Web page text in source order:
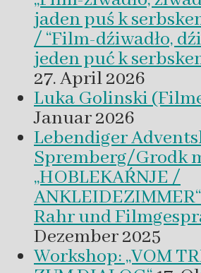
jaden puś k
/ “Film-dźiwadło,
jeden puć k
27. April 2026
Luka Golinski
Januar 2026
Lebendiger
Spremberg/Grodk
„HOBLEKAŔNJE /
Rahr und
Dezember 2025
Workshop: „VOM